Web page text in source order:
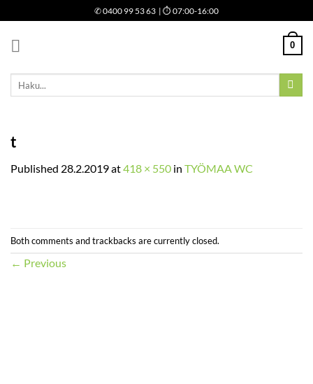
to
content
✆0400 99 53 63 | ⏱ 07:00-16:00
0
Etsi:
t
Published 28.2.2019at418 × 550 in TYÖMAA WC
Both comments and trackbacks are currently closed.
← Previous